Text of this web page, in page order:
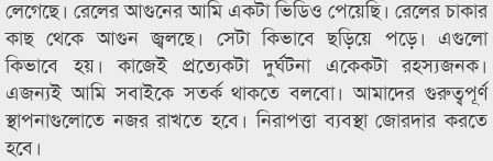
লেগেছে। রেলের আগুনের আমি একটা ভিডিও পেয়েছি। রেলের চাকার
কাছ থেকে আগুন জ্বলছে। সেটা কিভাবে ছড়িয়ে পড়ে। এগুলো
কিভাবে হয়। কাজেই প্রত্যেকটা দুর্ঘটনা একেকটা রহস্যজনক।
এজন্যই আমি সবাইকে সতর্ক থাকতে বলবো। আমাদের গুরুত্বপূর্ণ
স্থাপনাগুলোতে নজর রাখতে হবে। নিরাপত্তা ব্যবস্থা জোরদার করতে
হবে।